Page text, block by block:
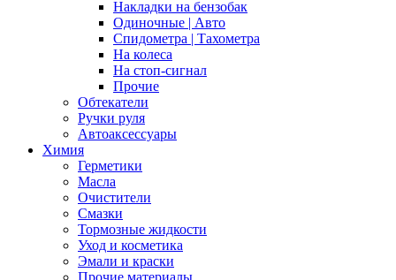
Накладки на бензобак
Одиночные | Авто
Спидометра | Тахометра
На колеса
На стоп-сигнал
Прочие
Обтекатели
Ручки руля
Автоаксессуары
Химия
Герметики
Масла
Очистители
Смазки
Тормозные жидкости
Уход и косметика
Эмали и краски
Прочие материалы